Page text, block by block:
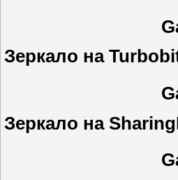
Зеркало на
Зеркало на